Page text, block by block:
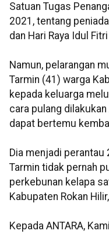
Satuan Tugas
2021, tentang
dan Hari Raya Idul
Namun, pelarangan
Tarmin (41) warga
kepada keluarga
cara pulang dilakukan
dapat bertemu
Dia menjadi perantau
Tarmin tidak pernah
perkebunan kelapa
Kabupaten Rokan
Kepada ANTARA,